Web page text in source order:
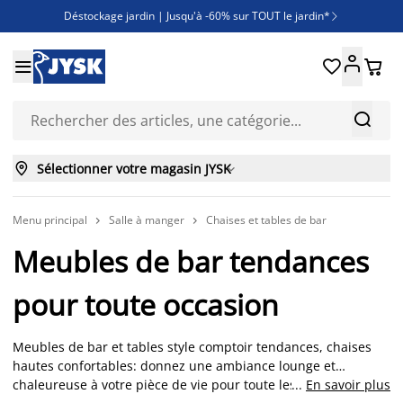
Déstockage jardin | Jusqu'à -60% sur TOUT le jardin* 
Jusqu'à -50% sur une sélection literie
Découvrez les nouveautés de la collection


 
 Sélectionner votre magasin JYSK
Menu principal  Salle à manger  Chaises et tables de bar
Meubles de bar tendances
pour toute occasion
Meubles de bar et tables style comptoir tendances, chaises
hautes confortables: donnez une ambiance lounge et
chaleureuse à votre pièce de vie pour toute les occasions.
... En savoir plus